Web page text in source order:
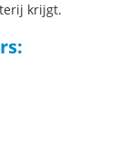
krijgt.